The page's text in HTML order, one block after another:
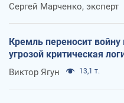
Сергей Марченко, эксперт
Кремль переносит
угрозой критическая
Виктор Ягун 13,1 т.